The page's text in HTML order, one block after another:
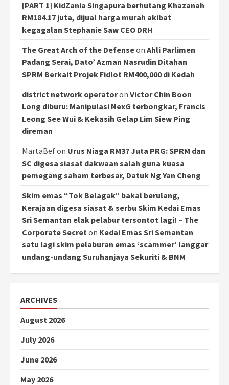
[PART 1] KidZania Singapura berhutang Khazanah
RM184.17 juta, dijual harga murah akibat
kegagalan Stephanie Saw CEO DRH
The Great Arch of the Defenseon Ahli Parlimen
Padang Serai, Dato’ Azman Nasrudin Ditahan
SPRM Berkait Projek Fidlot RM400,000 di Kedah
district network operatoron Victor Chin Boon
Long diburu: Manipulasi NexG terbongkar, Francis
Leong See Wui & Kekasih Gelap Lim Siew Ping
direman
MartaBefon Urus Niaga RM37 Juta PRG: SPRM dan
SC digesa siasat dakwaan salah guna kuasa
pemegang saham terbesar, Datuk Ng Yan Cheng
Skim emas “Tok Belagak” bakal berulang,
Kerajaan digesa siasat & serbu Skim Kedai Emas
Sri Semantan elak pelabur tersontot lagi! – The
Corporate Secret on Kedai Emas Sri Semantan
satu lagi skim pelaburan emas ‘scammer’ langgar
undang-undang Suruhanjaya Sekuriti & BNM
ARCHIVES
August 2026
July 2026
June 2026
May 2026